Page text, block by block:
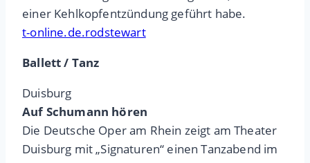
einer Kehlkopfentzündung geführt habe.
t-online.de.rodstewart
Ballett / Tanz
Duisburg
Auf Schumann hören
Die Deutsche Oper am Rhein zeigt am Theater
Duisburg mit „Signaturen“ einen Tanzabend im